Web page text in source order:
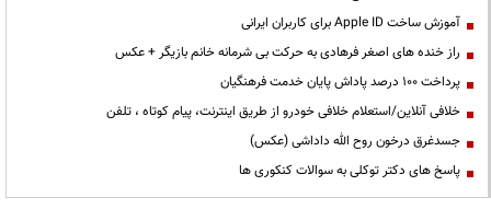
آموزش ساخت Apple ID برای کاربران ایرانی
راز خنده های اصغر فرهادی به حرکت بی شرمانه خانم بازیگر + عکس
پرداخت ۱۰۰ درصد پاداش پایان خدمت فرهنگیان
خلافی آنلاین/استعلام خلافی خودرو از طریق اینترنت، پیام کوتاه ، تلفن
جسدغرق درخون روح الله داداشی (عکس)
پاسخ های دکتر توکلی به سوالات کنکوری ها